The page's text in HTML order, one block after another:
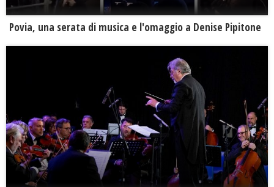
Povia, una serata di musica e l'omaggio a Denise Pipitone